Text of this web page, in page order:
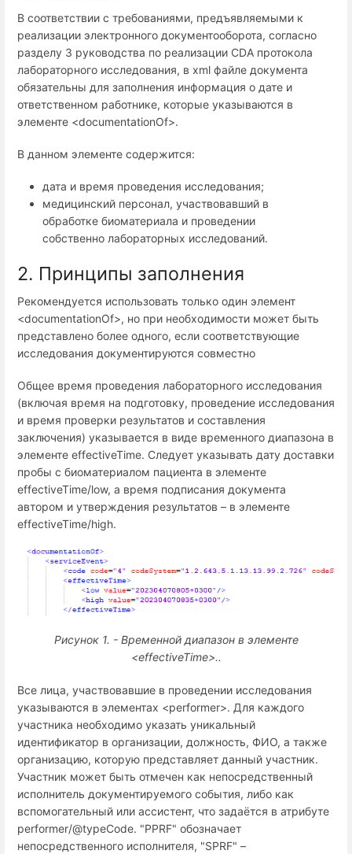
В соответствии с требованиями, предъявляемыми к
реализации электронного документооборота, согласно
разделу 3 руководства по реализации CDA протокола
лабораторного исследования, в xml файле документа
обязательны для заполнения информация о дате и
ответственном работнике, которые указываются в
элементе <documentationOf>.
В данном элементе содержится:
дата и время проведения исследования;
медицинский персонал, участвовавший в
обработке биоматериала и проведении
собственно лабораторных исследований.
2. Принципы заполнения
Рекомендуется использовать только один элемент
<documentationOf>, но при необходимости может быть
представлено более одного, если соответствующие
исследования документируются совместно
Общее время проведения лабораторного исследования
(включая время на подготовку, проведение исследования
и время проверки результатов и составления
заключения) указывается в виде временного диапазона в
элементе effectiveTime. Следует указывать дату доставки
пробы с биоматериалом пациента в элементе
effectiveTime/low, а время подписания документа
автором и утверждения результатов – в элементе
effectiveTime/high.
Рисунок 1. - Временной диапазон в элементе
<effectiveTime>..
Все лица, участвовавшие в проведении исследования
указываются в элементах <performer>. Для каждого
участника необходимо указать уникальный
идентификатор в организации, должность, ФИО, а также
организацию, которую представляет данный участник.
Участник может быть отмечен как непосредственный
исполнитель документируемого события, либо как
вспомогательный или ассистент, что задаётся в атрибуте
performer/@typeCode. "PPRF" обозначает
непосредственного исполнителя, "SPRF" –